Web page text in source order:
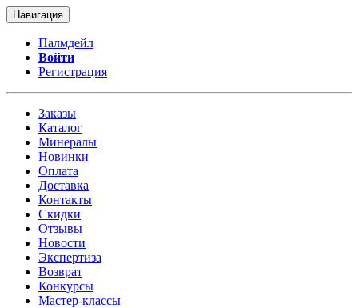
Навигация
Палмдейл
Войти
Регистрация
Заказы
Каталог
Минералы
Новинки
Оплата
Доставка
Контакты
Скидки
Отзывы
Новости
Экспертиза
Возврат
Конкурсы
Мастер-классы